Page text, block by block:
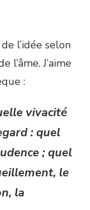
l’idée selon
J’aime
:
vivacité
: quel
; quel
le
la